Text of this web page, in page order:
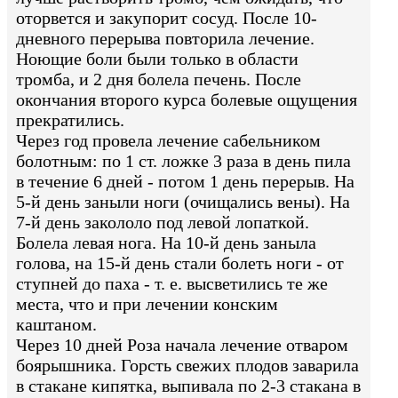
оторвется и закупорит сосуд. После 10-
дневного перерыва повторила лечение.
Ноющие боли были только в области
тромба, и 2 дня болела печень. После
окончания второго курса болевые ощущения
прекратились.
Через год провела лечение сабельником
болотным: по 1 ст. ложке 3 раза в день пила
в течение 6 дней - потом 1 день перерыв. На
5-й день заныли ноги (очищались вены). На
7-й день закололо под левой лопаткой.
Болела левая нога. На 10-й день заныла
голова, на 15-й день стали болеть ноги - от
ступней до паха - т. е. высветились те же
места, что и при лечении конским
каштаном.
Через 10 дней Роза начала лечение отваром
боярышника. Горсть свежих плодов заварила
в стакане кипятка, выпивала по 2-3 стакана в